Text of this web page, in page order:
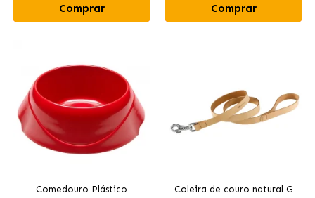
Comprar Comprar
Comedouro Plástico
Coleira de couro natural G